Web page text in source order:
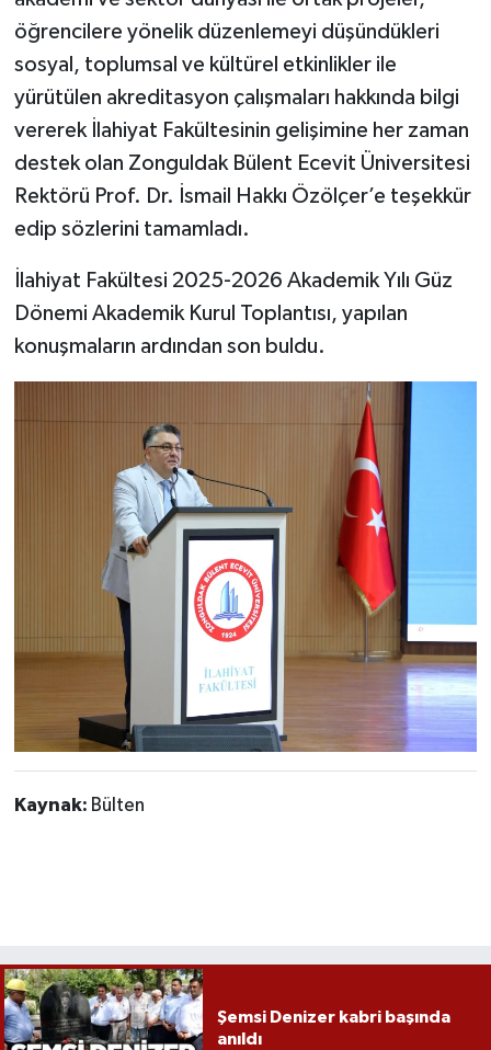
öğrencilere yönelik düzenlemeyi düşündükleri
sosyal, toplumsal ve kültürel etkinlikler ile
yürütülen akreditasyon çalışmaları hakkında bilgi
vererek İlahiyat Fakültesinin gelişimine her zaman
destek olan Zonguldak Bülent Ecevit Üniversitesi
Rektörü Prof. Dr. İsmail Hakkı Özölçer’e teşekkür
edip sözlerini tamamladı.
İlahiyat Fakültesi 2025-2026 Akademik Yılı Güz
Dönemi Akademik Kurul Toplantısı, yapılan
konuşmaların ardından son buldu.
Kaynak: Bülten
Şemsi Denizer kabri başında
anıldı